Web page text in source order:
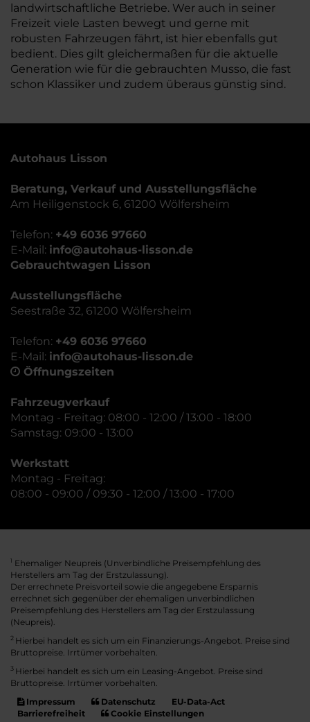
landwirtschaftliche Betriebe. Wer auch in seiner
Freizeit viele Lasten bewegt und gerne mit
robusten Fahrzeugen fährt, ist hier ebenfalls gut
bedient. Dies gilt gleichermaßen für die aktuelle
Generation wie für die gebrauchten Musso, die fast
schon Klassiker und zudem überaus günstig sind.
Autohaus Lisson
Beratung, Verkauf und Ausstellungsfläche
Am Heiligenstock 6, 61200 Wölfersheim
Telefon: +49 6036 97660
E-Mail: info@autohaus-lisson.de
Gebrauchtwagen Lisson
Ausstellungsfläche
Seestraße 32, 61200 Wölfersheim
Telefon: +49 6036 97660
E-Mail: info@autohaus-lisson.de
Öffnungszeiten
Fahrzeugverkauf
Montag - Freitag: 08:00 - 12:00 / 13:00 - 18:00
Samstag: 09:00 - 13:00
Werkstatt
Montag - Freitag:
08:00 - 09:00 / 09:30 - 12:00 / 13:00 - 17:00
1
Ehemaliger Neupreis (Unverbindliche Preisempfehlung des
Herstellers am Tag der Erstzulassung).
Der errechnete Preisvorteil sowie die angegebene Ersparnis
errechnet sich gegenüber der ehemaligen unverbindlichen
Preisempfehlung des Herstellers am Tag der Erstzulassung
(Neupreis).
2 Hierbei handelt es sich um ein Finanzierungs-Angebot. Preise sind
Bruttopreise. Irrtümer vorbehalten.
3 Hierbei handelt es sich um ein Leasing-Angebot. Preise sind
Bruttopreise. Irrtümer vorbehalten.
Impressum
Datenschutz
EU-Data-Act
Barrierefreiheit
Cookie Einstellungen